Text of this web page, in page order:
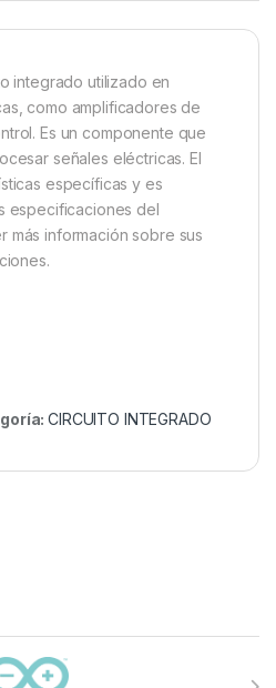
integrado utilizado en
como amplificadores de
Es un componente que
señales eléctricas. El
específicas y es
especificaciones del
más información sobre sus
CIRCUITO INTEGRADO